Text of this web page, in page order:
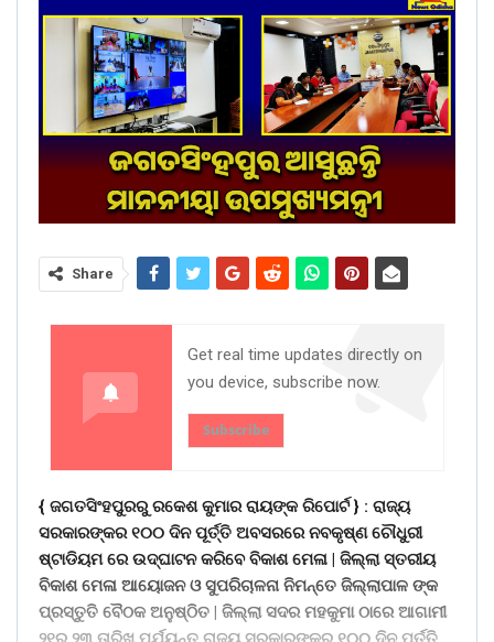
Share
Get real time updates directly on
you device, subscribe now.
Subscribe
{ ଜଗତସିଂହପୁରରୁ ରକେଶ କୁମାର ରାୟଙ୍କ ରିପୋର୍ଟ } : ରାଜ୍ୟ
ସରକାରଙ୍କର ୧୦୦ ଦିନ ପୂର୍ତ୍ତି ଅବସରରେ ନବକୃଷ୍ଣ ଚୌଧୁରୀ
ଷ୍ଟାଡିୟମ ରେ ଉଦ୍ଘାଟନ କରିବେ ବିକାଶ ମେଳା | ଜିଲ୍ଲା ସ୍ତରୀୟ
ବିକାଶ ମେଳା ଆୟୋଜନ ଓ ସୁପରିଚାଳନା ନିମନ୍ତେ ଜିଲ୍ଲାପାଳ ଙ୍କ
ପ୍ରସ୍ତୁତି ବୈଠକ ଅନୁଷ୍ଠିତ | ଜିଲ୍ଲା ସଦର ମହକୁମା ଠାରେ ଆଗାମୀ